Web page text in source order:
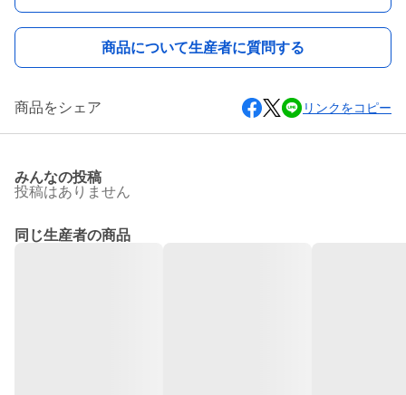
商品について生産者に質問する
商品をシェア リンクをコピー
みんなの投稿
投稿はありません
同じ生産者の商品